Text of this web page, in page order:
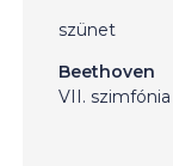
szünet
Beethoven
VII. szimfónia